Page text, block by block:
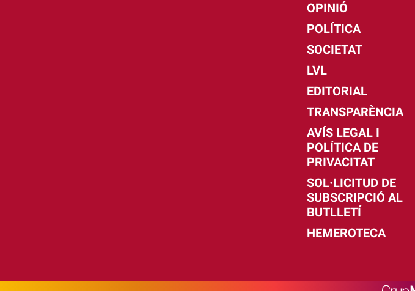
OPINIÓ
POLÍTICA
SOCIETAT
LVL
EDITORIAL
TRANSPARÈNCIA
AVÍS LEGAL I
POLÍTICA DE
PRIVACITAT
SOL·LICITUD DE
SUBSCRIPCIÓ AL
BUTLLETÍ
HEMEROTECA